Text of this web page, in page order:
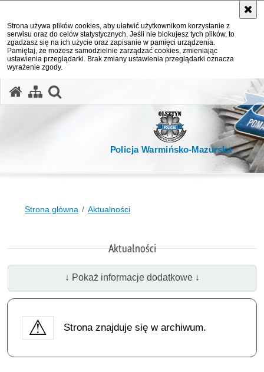
Strona używa plików cookies, aby ułatwić użytkownikom korzystanie z
serwisu oraz do celów statystycznych. Jeśli nie blokujesz tych plików, to
zgadzasz się na ich użycie oraz zapisanie w pamięci urządzenia.
Pamiętaj, że możesz samodzielnie zarządzać cookies, zmieniając
ustawienia przeglądarki. Brak zmiany ustawienia przeglądarki oznacza
wyrażenie zgody.
Policja Warmińsko-Mazurska
Strona główna Aktualności
Aktualności
↓ Pokaż informacje dodatkowe ↓
Strona znajduje się w archiwum.